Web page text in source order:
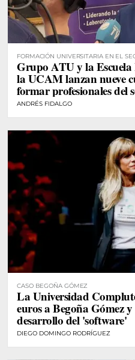
FORMACIÓN UNIVERSITARIA EN EL
Grupo ATU y la
la UCAM lanzan nueve
formar profesionales del
ANDRÉS FIDALGO
CASO BEGOÑA GÓMEZ
La Universidad
euros a Begoña Gómez
desarrollo del 'software'
DIEGO DOMINGO RODRÍGUEZ